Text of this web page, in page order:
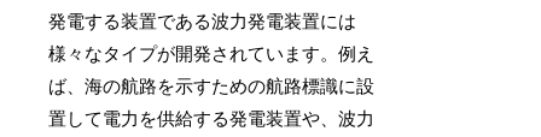
発電する装置である波力発電装置には
様々なタイプが開発されています。例え
ば、海の航路を示すための航路標識に設
置して電力を供給する発電装置や、波力